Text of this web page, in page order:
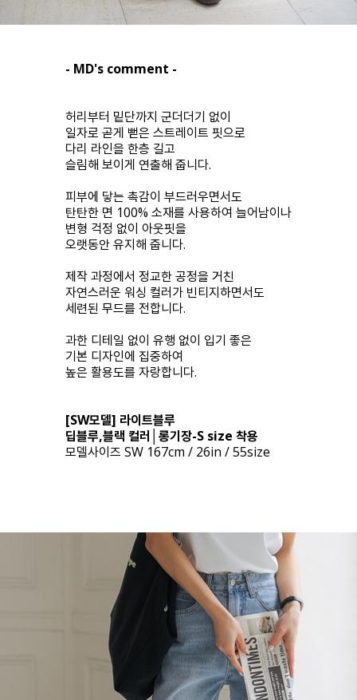
- MD's comment -
허리부터 밑단까지 군더더기 없이
일자로 곧게 뻗은 스트레이트 핏으로
다리 라인을 한층 길고
슬림해 보이게 연출해 줍니다.
피부에 닿는 촉감이 부드러우면서도
탄탄한 면 100% 소재를 사용하여 늘어남이나
변형 걱정 없이 아웃핏을
오랫동안 유지해 줍니다.
제작 과정에서 정교한 공정을 거친
자연스러운 워싱 컬러가 빈티지하면서도
세련된 무드를 전합니다.
과한 디테일 없이 유행 없이 입기 좋은
기본 디자인에 집중하여
높은 활용도를 자랑합니다.
[SW모델] 라이트블루
딥블루,블랙 컬러│롱기장-S size 착용
모델사이즈 SW 167cm / 26in / 55size